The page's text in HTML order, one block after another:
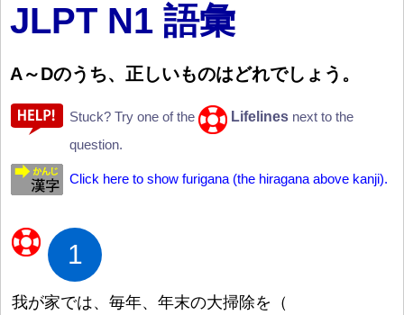
JLPT N1 語彙
A～Dのうち、 正しいものはどれでしょう。
Stuck? Try one of the Lifelines next to the
question.
Click here to show furigana (the hiragana above kanji).
1
我が家では、 毎年、 年末の大掃 除を （